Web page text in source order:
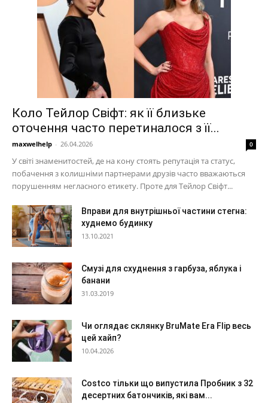
Коло Тейлор Свіфт: як її близьке
оточення часто перетиналося з її...
maxwelhelp - 26.04.2026 0
У світі знаменитостей, де на кону стоять репутація та статус,
побачення з колишніми партнерами друзів часто вважаються
порушенням негласного етикету. Проте для Тейлор Свіфт...
Вправи для внутрішньої частини стегна:
худнемо будинку
13.10.2021
Смузі для схуднення з гарбуза, яблука і
банани
31.03.2019
Чи оглядає склянку BruMate Era Flip весь
цей хайп?
10.04.2026
Costco тільки що випустила Пробник з 32
десертних батончиків, які вам...